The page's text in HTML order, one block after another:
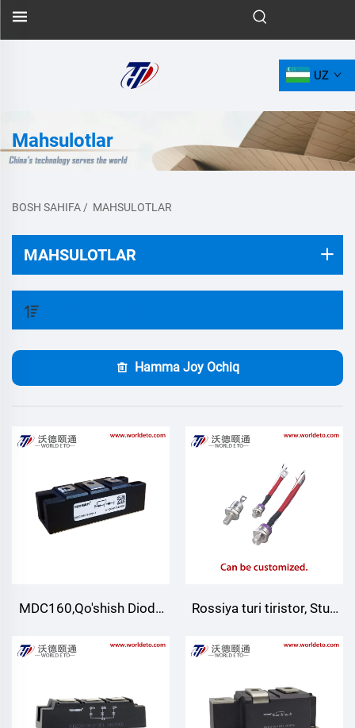
UZ
Mahsulotlar
BOSH SAHIFA / MAHSULOTLAR
MAHSULOTLAR
Hamma Joy Ochiq
MDC160,Qo'shish Diode
Rossiya turi tiristor, Stud
Moslashtiriladigan